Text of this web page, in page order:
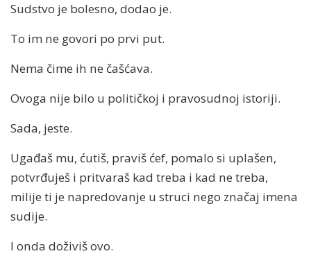
Sudstvo je bolesno, dodao je.
To im ne govori po prvi put.
Nema čime ih ne čašćava.
Ovoga nije bilo u političkoj i pravosudnoj istoriji.
Sada, jeste.
Ugađaš mu, ćutiš, praviš ćef, pomalo si uplašen,
potvrđuješ i pritvaraš kad treba i kad ne treba,
milije ti je napredovanje u struci nego značaj imena
sudije.
I onda doživiš ovo.